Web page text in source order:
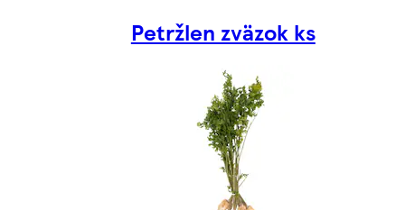
Petržlen zväzok ks